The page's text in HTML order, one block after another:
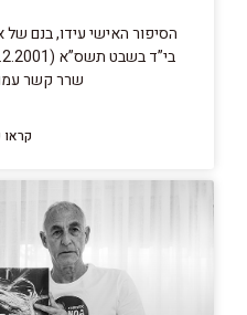
הסיפור האישי עידו, בנם של
שרר קשר
קראו